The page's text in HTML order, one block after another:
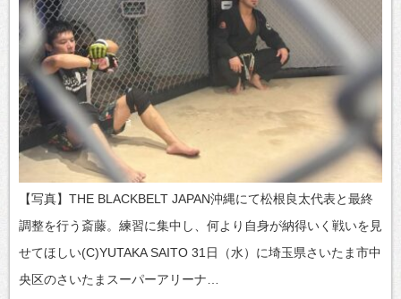
【写真】THE BLACKBELT JAPAN沖縄にて松根良太代表と最終
調整を行う斎藤。練習に集中し、何より自身が納得いく戦いを見
せてほしい(C)YUTAKA SAITO 31日（水）に埼玉県さいたま市中
央区のさいたまスーパーアリーナ…